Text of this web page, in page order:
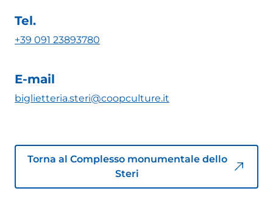
Tel.
+39 091 23893780
E-mail
biglietteria.steri@coopculture.it
Torna al Complesso monumentale dello
Steri